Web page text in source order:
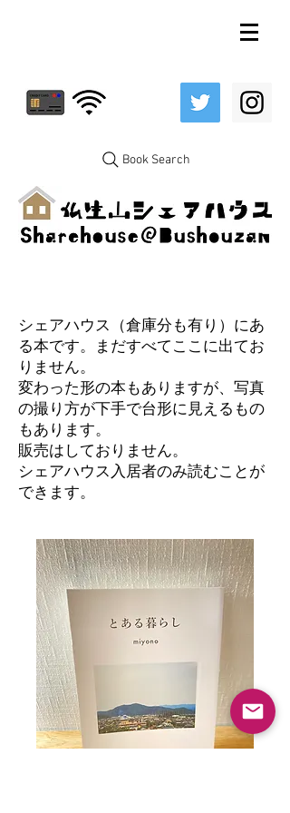
Book Search
シェアハウス（倉庫分も有り）にあ
る本です。まだすべてここに出てお
りません。
変わった形の本もありますが、写真
の撮り方が下手で台形に見えるもの
もあります。
​販売はしておりません。
シェアハウス入居者のみ読むことが
できます。